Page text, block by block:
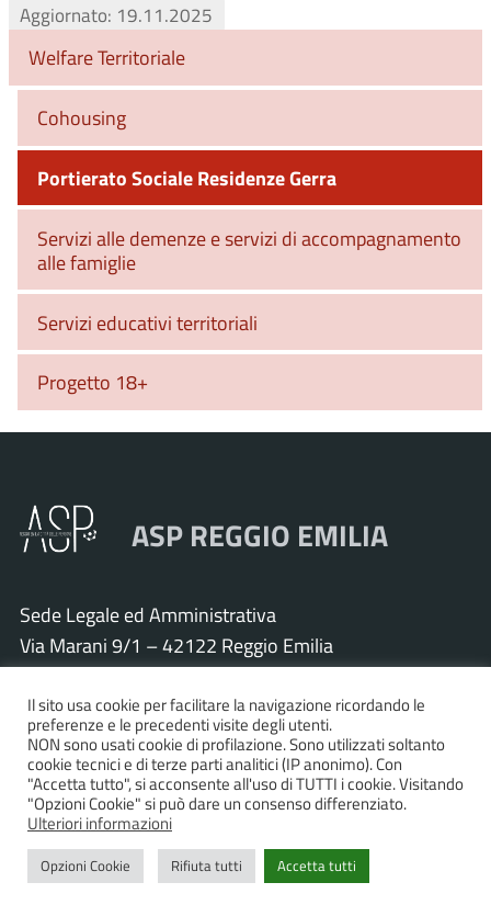
Aggiornato: 19.11.2025
Welfare Territoriale
Cohousing
Portierato Sociale Residenze Gerra
Servizi alle demenze e servizi di accompagnamento
alle famiglie
Servizi educativi territoriali
Progetto 18+
ASP REGGIO EMILIA
Sede Legale ed Amministrativa
Via Marani 9/1 – 42122 Reggio Emilia
Tel. 0522 571011 – Fax 0522 571030
Cod. Fisc. e P.IVA 01925120352
PEC:asp.re@pcert.postecert.it
E-mail:info@asp.re.it
Accessibilità|Privacy policy| Informativa cookies
Statistiche
Il sito usa cookie per facilitare la navigazione ricordando le
preferenze e le precedenti visite degli utenti.
NON sono usati cookie di profilazione. Sono utilizzati soltanto
cookie tecnici e di terze parti analitici (IP anonimo). Con
"Accetta tutto", si acconsente all'uso di TUTTI i cookie. Visitando
"Opzioni Cookie" si può dare un consenso differenziato.
Ulteriori informazioni
Opzioni Cookie Rifiuta tutti Accetta tutti